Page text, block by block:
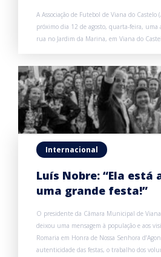
A Associação de Futebol de Viana do Castelo
próximo dia 12 de agosto, quarta-feira,
rua no Jardim da Marina, em Viana do
Internacional
Luís Nobre: “Ela está
uma grande festa!”
O presidente da Câmara Municipal de
deixou uma mensagem à população e aos
Romaria em Honra de Nossa Senhora
autenticidade das festas, o trabalho dos